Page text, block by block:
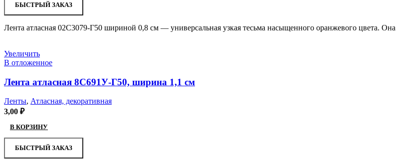
БЫСТРЫЙ ЗАКАЗ
Лента атласная 02С3079-Г50 шириной 0,8 см — универсальная узкая тесьма насыщенного оранжевого цвета.
Увеличить
В отложенное
Лента атласная 8С691У-Г50, ширина 1,1 см
Ленты, Атласная, декоративная
3,00 ₽
В КОРЗИНУ
БЫСТРЫЙ ЗАКАЗ